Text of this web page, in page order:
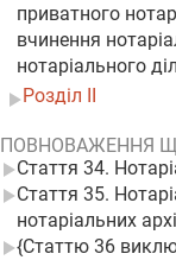
приватного
вчинення
нотаріального
Розділ II
ПОВНОВАЖЕННЯ
Стаття 34.
Стаття 35.
нотаріальних
{Статтю 36